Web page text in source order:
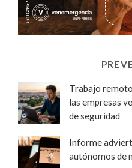
Trabajo
las empresas
de seguridad
Informe
autónomos de